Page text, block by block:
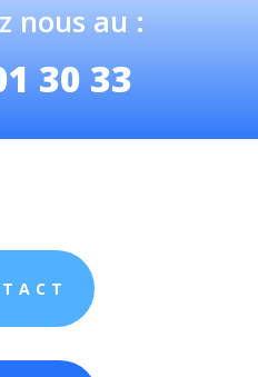
nous au :
30 33